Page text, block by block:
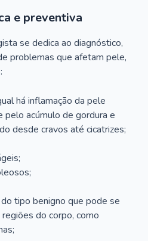
e preventiva
se dedica ao diagnóstico,
problemas que afetam pele,
há inflamação da pele
pelo acúmulo de gordura e
desde cravos até cicatrizes;
tipo benigno que pode se
do corpo, como